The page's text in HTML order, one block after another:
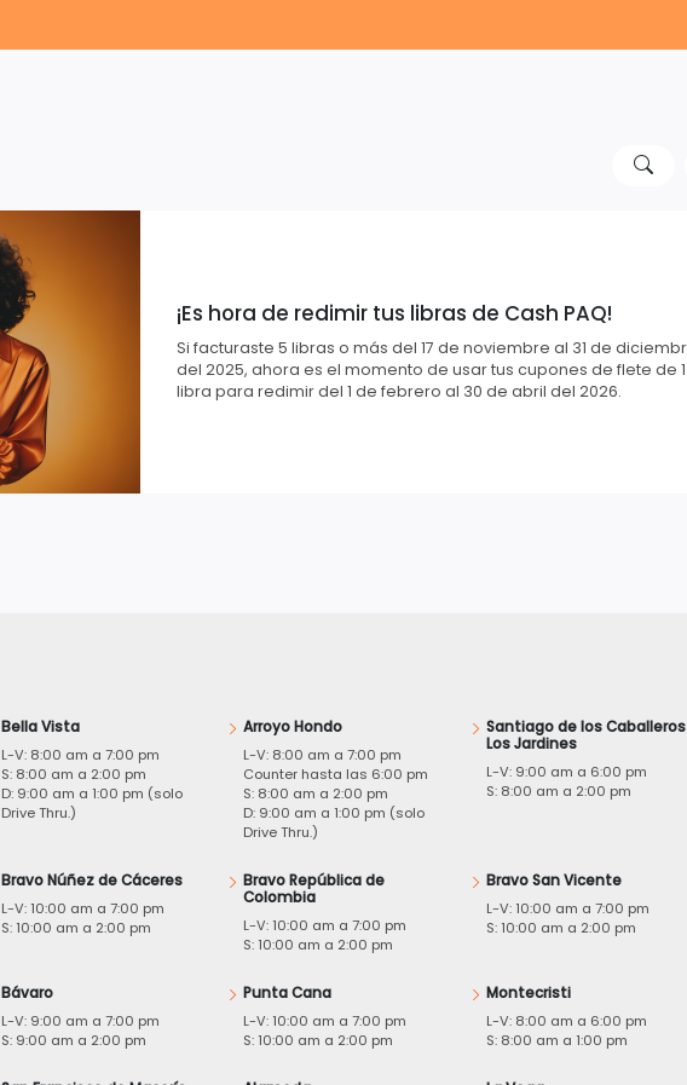
¡Es hora de redimir tus libras de Cash PAQ!
Si facturaste 5 libras o más del 17 de noviembre al 31 de
del 2025, ahora es el momento de usar tus cupones de flete de 1
libra para redimir del 1 de febrero al 30 de abril del 2026.
Bella Vista
L-V: 8:00 am a 7:00 pm
S: 8:00 am a 2:00 pm
D: 9:00 am a 1:00 pm (solo
Drive Thru.)
Arroyo Hondo
L-V: 8:00 am a 7:00 pm
Counter hasta las 6:00 pm
S: 8:00 am a 2:00 pm
D: 9:00 am a 1:00 pm (solo
Drive Thru.)
Santiago de los
Los Jardines
L-V: 9:00 am a 6:00 pm
S: 8:00 am a 2:00 pm
Bravo Núñez de Cáceres
L-V: 10:00 am a 7:00 pm
S: 10:00 am a 2:00 pm
Bravo República de
Colombia
L-V: 10:00 am a 7:00 pm
S: 10:00 am a 2:00 pm
Bravo San Vicente
L-V: 10:00 am a 7:00 pm
S: 10:00 am a 2:00 pm
Bávaro
L-V: 9:00 am a 7:00 pm
S: 9:00 am a 2:00 pm
Punta Cana
L-V: 10:00 am a 7:00 pm
S: 10:00 am a 2:00 pm
Montecristi
L-V: 8:00 am a 6:00 pm
S: 8:00 am a 1:00 pm